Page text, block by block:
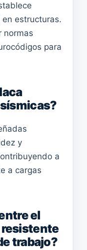
estructuras.
normas
para
y
a
a cargas
el
trabajo?